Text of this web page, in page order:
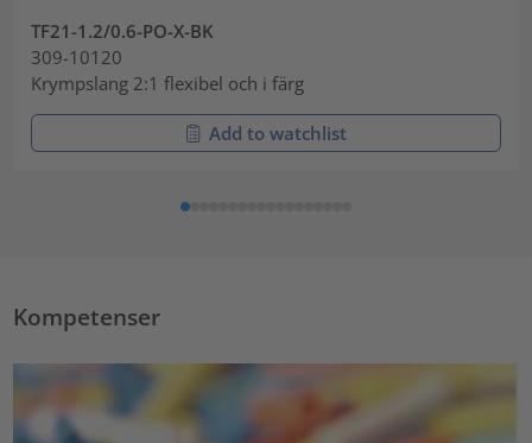
TF21-1.2/0.6-PO-X-BK
309-10120
Krympslang 2:1 flexibel och i färg
Add to watchlist
Kompetenser